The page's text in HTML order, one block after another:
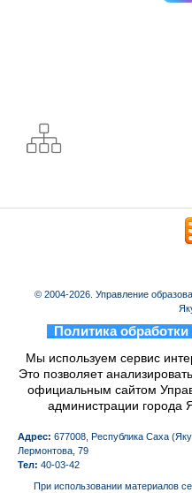
© 2004-2026. Управление
Политика
Мы используем сервис
Это позволяет
официальным сайтом
администрации города
Адрес: 677008, Республика Саха
Лермонтова, 79
Тел: 40-03-42
При использовании материалов